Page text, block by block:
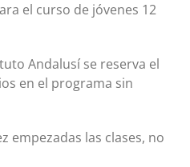
el curso de jóvenes 12
Andalusí se reserva el
en el programa sin
empezadas las clases, no